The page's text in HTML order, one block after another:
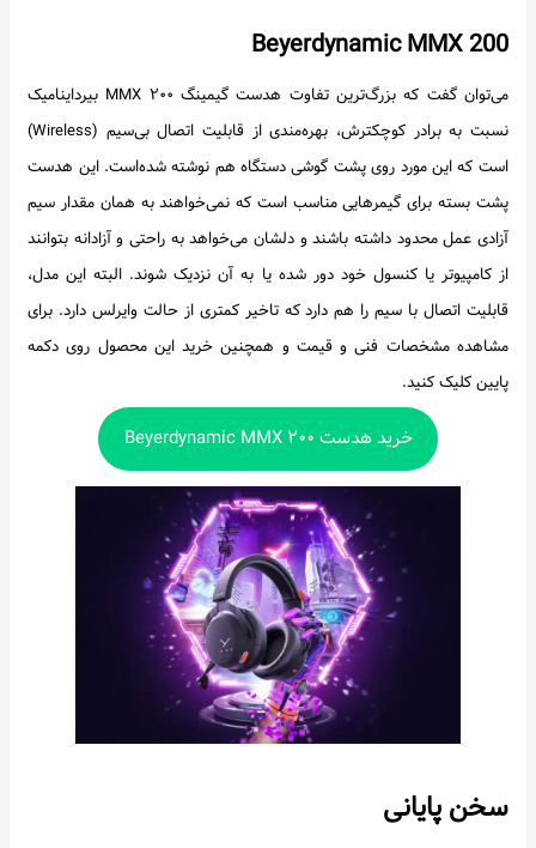
Beyerdynamic MMX 200
می‌توان گفت که بزرگ‌ترین تفاوت هدست گیمینگ MMX ۲۰۰ بیرداینامیک
نسبت به برادر کوچکترش، بهره‌مندی از قابلیت اتصال بی‌سیم (Wireless)
است که این مورد روی پشت گوشی دستگاه هم نوشته شده‌است. این هدست
پشت بسته برای گیمرهایی مناسب است که نمی‌خواهند به همان مقدار سیم
آزادی عمل محدود داشته باشند و دلشان می‌خواهد به راحتی و آزادانه بتوانند
از کامپیوتر یا کنسول خود دور شده یا به آن نزدیک شوند. البته این مدل،
قابلیت اتصال با سیم را هم دارد که تاخیر کمتری از حالت وایرلس دارد. برای
مشاهده مشخصات فنی و قیمت و همچنین خرید این محصول روی دکمه
پایین کلیک کنید.
خرید هدست Beyerdynamic MMX ۲۰۰
سخن پایانی